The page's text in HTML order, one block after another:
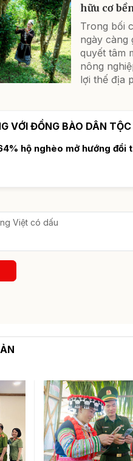
hữu cơ
Trong bối
ngày càng
quyết tâm
nông
lợi thế địa
VỚI ĐỒNG BÀO DÂN
hộ nghèo mở hướng đổi